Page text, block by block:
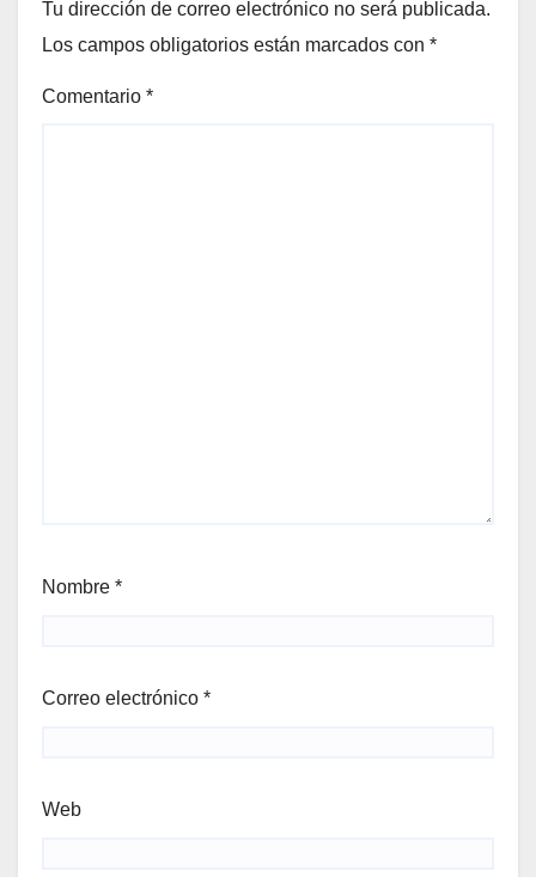
Tu dirección de correo electrónico no será publicada.
Los campos obligatorios están marcados con *
Comentario *
Nombre *
Correo electrónico *
Web